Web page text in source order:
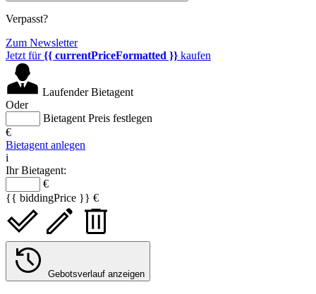
Verpasst?
Zum Newsletter
Jetzt für{{ currentPriceFormatted }} kaufen
Laufender Bietagent
Oder
Bietagent Preis festlegen
€
Bietagent anlegen
i
Ihr Bietagent:
€
{{ biddingPrice }} €
Gebotsverlauf anzeigen